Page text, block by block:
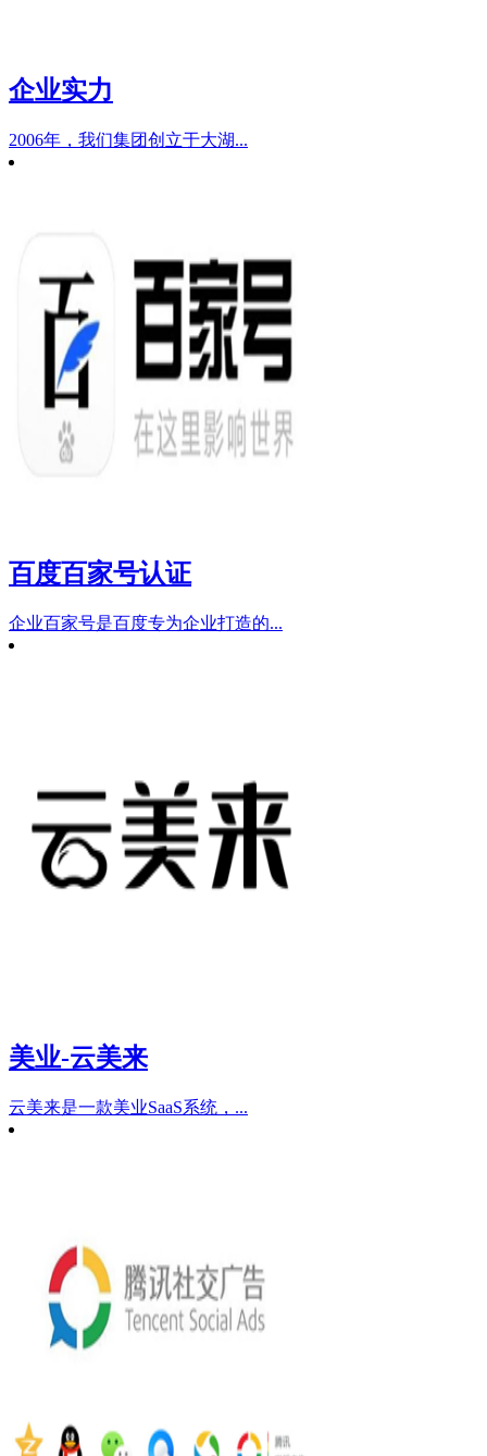
企业实力
2006年，我们集团创立于大湖...
百度百家号认证
企业百家号是百度专为企业打造的...
美业-云美来
云美来是一款美业SaaS系统，...